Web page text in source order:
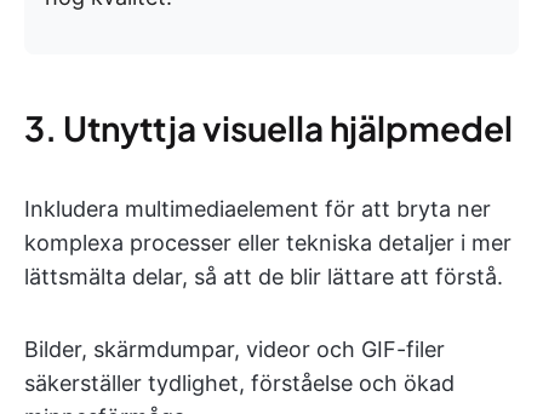
3. Utnyttja visuella hjälpmedel
Inkludera multimediaelement för att bryta ner
komplexa processer eller tekniska detaljer i mer
lättsmälta delar, så att de blir lättare att förstå.
Bilder, skärmdumpar, videor och GIF-filer
säkerställer tydlighet, förståelse och ökad